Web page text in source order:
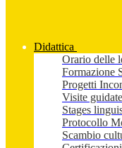
Didattica
Orario delle
Formazione
Progetti
Visite
Stages
Protocollo
Scambio